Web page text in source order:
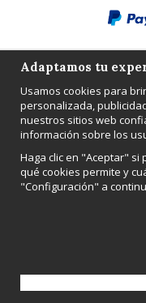
Adaptamos tu
Usamos cookies para
personalizada,
nuestros sitios web
información sobre los
Haga clic en "Aceptar" si
qué cookies permite y
"Configuración" a